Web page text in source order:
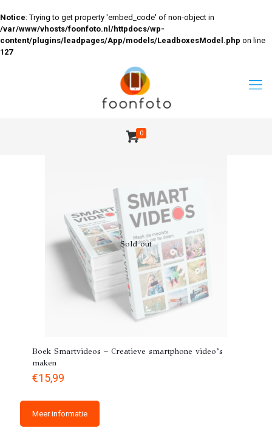
Notice: Trying to get property 'embed_code' of non-object in
/var/www/vhosts/foonfoto.nl/httpdocs/wp-
content/plugins/leadpages/App/models/LeadboxesModel.php on line
127
0
Sold out
Boek Smartvideos – Creatieve smartphone video’s
maken
€15,99
Meer informatie